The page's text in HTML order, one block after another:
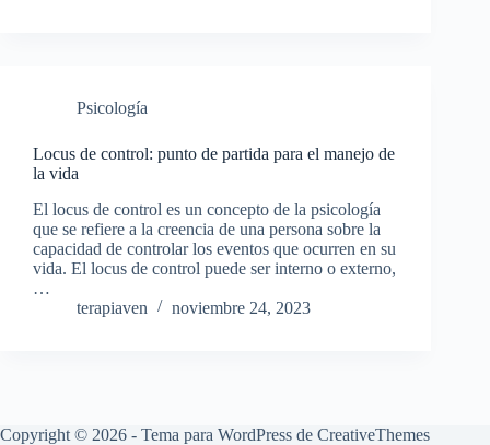
Psicología
Locus de control: punto de partida para el manejo de
la vida
El locus de control es un concepto de la psicología
que se refiere a la creencia de una persona sobre la
capacidad de controlar los eventos que ocurren en su
vida. El locus de control puede ser interno o externo,
…
terapiaven
noviembre 24, 2023
Copyright © 2026 - Tema para WordPress de CreativeThemes